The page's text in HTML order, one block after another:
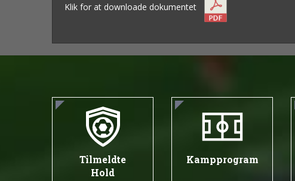
Klik for at downloade dokumentet
Tilmeldte
Hold
Kampprogram